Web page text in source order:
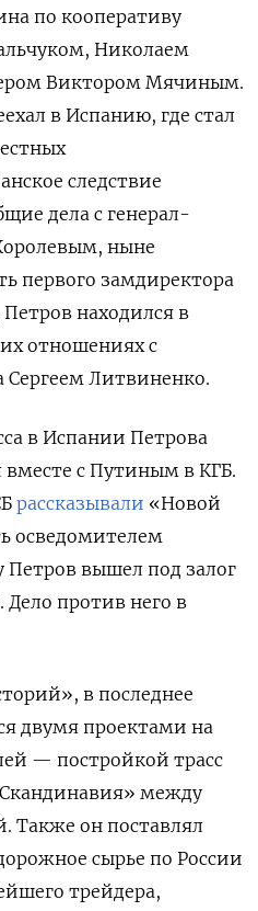
по кооперативу
Николаем
Виктором Мячиным.
в Испанию, где стал
следствие
дела с генерал-
ныне
первого замдиректора
находился в
отношениях с
Сергеем Литвиненко.
в Испании Петрова
вместе с Путиным в КГБ.
рассказывали «Новой
осведомителем
Петров вышел под залог
Дело против него в
в последнее
двумя проектами на
— постройкой трасс
между
Также он поставлял
сырье по России
трейдера,